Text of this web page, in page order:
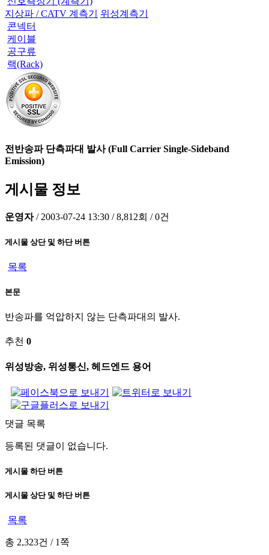
지상파 / CATV 계측기
위성계측기
콘넥터
케이블
공구류
랙(Rack)
전반송파 단측파대 발사 (Full Carrier Single-Sideband
Emission)
게시물 정보
운영자 / 2003-07-24 13:30 / 8,812회 / 0건
게시물 상단 및 하단 버튼
목록
본문
반송파를 억압하지 않는 단측파대의 발사.
추천 0
위성방송, 위성통신, 헤드엔드 용어
댓글 목록
등록된 댓글이 없습니다.
게시물 하단 버튼
게시물 상단 및 하단 버튼
목록
총 2,323건 /1쪽